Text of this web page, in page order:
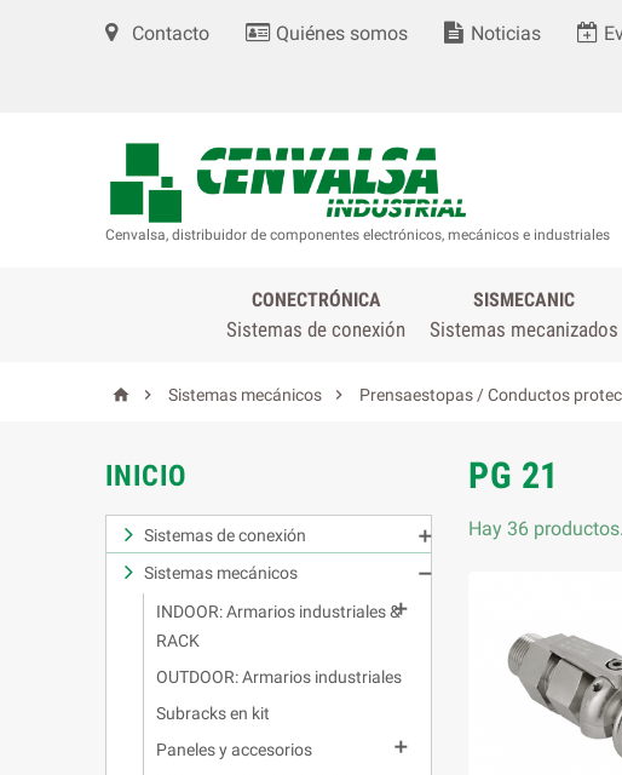
Contacto Quiénes somos Noticias
Cenvalsa, distribuidor de componentes electrónicos, mecánicos e industriales
CONECTRÓNICA
Sistemas de conexión
SISMECANIC
Sistemas mecanizados
  Sistemas mecánicos  Prensaestopas / Conductos
INICIO
Sistemas de conexión

Sistemas mecánicos

INDOOR: Armarios industriales &
RACK

OUTDOOR: Armarios industriales
Subracks en kit
Paneles y accesorios

PG 21
Hay 36 productos.